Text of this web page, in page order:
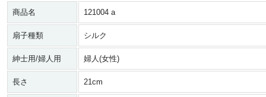
商品名 121004 a
扇子種類 シルク
紳士用/婦人用 婦人(女性)
長さ 21cm